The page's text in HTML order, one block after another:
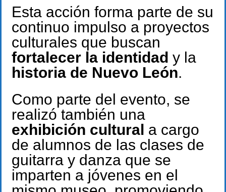
Esta acción forma parte de su
continuo impulso a proyectos
culturales que buscan
fortalecer la identidad y la
historia de Nuevo León.
Como parte del evento, se
realizó también una
exhibición cultural a cargo
de alumnos de las clases de
guitarra y danza que se
imparten a jóvenes en el